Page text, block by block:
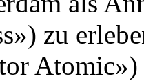
zu
Atomic»)